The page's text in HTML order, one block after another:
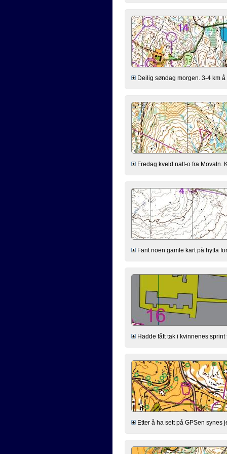
Deilig søndag morgen. 3-4 km
Fredag kveld natt-o fra Movatn.
Fant noen gamle kart på hytta
Hadde fått tak i kvinnenes
Etter å ha sett på GPSen synes